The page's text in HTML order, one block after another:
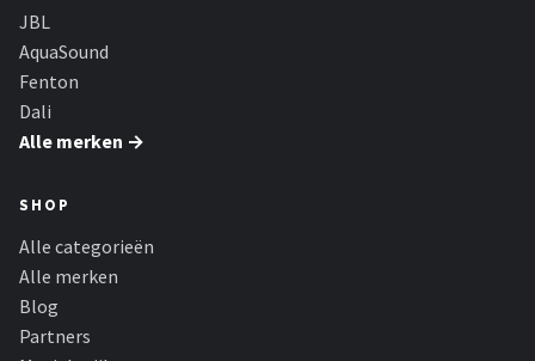
JBL
AquaSound
Fenton
Dali
Alle merken →
SHOP
Alle categorieën
Alle merken
Blog
Partners